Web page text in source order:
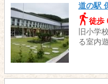
道の駅
徒歩
旧小学
る室内